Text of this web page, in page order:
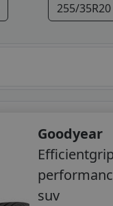
255/35R20
Goodyear
Efficientgrip
suv